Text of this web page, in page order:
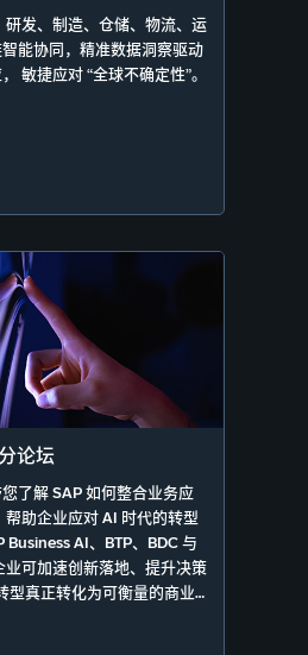
研发、制造、仓储、物流、运
能协同，精准数据洞察驱动
敏捷应对 “全球不确定性”。
论坛
了解 SAP 如何整合业务应
帮助企业应对 AI 时代的转型
Business AI、BTP、BDC 与
业可加速创新落地、提升决策
型真正转化为可衡量的商业